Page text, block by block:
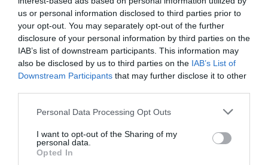
us or personal information disclosed to third parties prior to
your opt-out. You may separately opt-out of the further
disclosure of your personal information by third parties on the
IAB’s list of downstream participants. This information may
also be disclosed by us to third parties on the IAB’s List of
Downstream Participants that may further disclose it to other
Please note that this website/app uses one or more Google
not limited to your visit or usage behaviour. You may click to
grant or deny consent to Google and its third-party tags to
use your data for below specified purposes in below Google
Personal Data Processing Opt Outs
I want to opt-out of the Sharing of my
personal data.
Opted In
H Λιναριά Σκύρου
Η Λιναριά είναι παραθαλάσσιο χωριό και λιμάνι της